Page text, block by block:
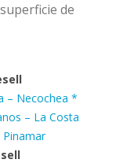
de
– Necochea *
– La Costa